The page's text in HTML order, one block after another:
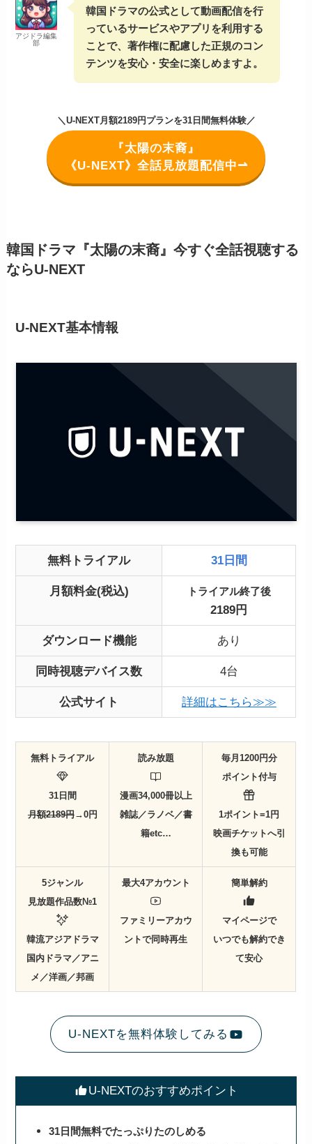
アジドラ編集
部
韓国ドラマの公式として動画配信を行
っているサービスやアプリを利用する
ことで、著作権に配慮した正規のコン
テンツを安心・安全に楽しめますよ。
＼U-NEXT月額2189円プランを31日間無料体験／
『太陽の末裔』
《U-NEXT》全話見放題配信中⇀
韓国ドラマ『太陽の末裔』今すぐ全話視聴する
ならU-NEXT
U-NEXT基本情報
無料トライアル 31日間
月額料金(税込) トライアル終了後
2189円
ダウンロード機能 あり
同時視聴デバイス数 4台
公式サイト 詳細はこちら≫≫
無料トライアル
31日間
月額2189円→0円
読み放題
漫画34,000冊以上
雑誌／ラノベ／書
籍etc…
毎月1200円分
ポイント付与
1ポイント=1円
映画チケットへ引
換も可能
5ジャンル
見放題作品数№1
韓流アジアドラマ
国内ドラマ／アニ
メ／洋画／邦画
最大4アカウント
ファミリーアカウ
ントで同時再生
簡単解約
マイページで
いつでも解約でき
て安心
U-NEXTを無料体験してみる
U-NEXTのおすすめポイント
31日間無料でたっぷりたのしめる